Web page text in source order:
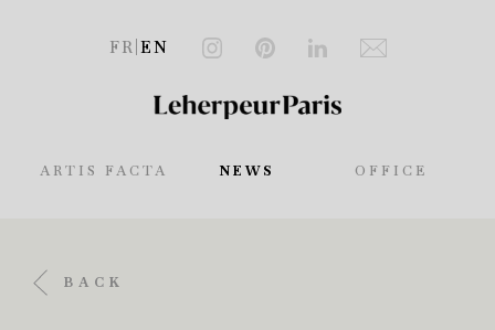
FR EN
NEWS OFFICE
ARTIS FACTA
BACK